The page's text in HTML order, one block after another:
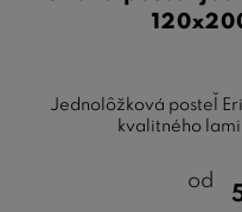
Jednolôžková posteľ
kvalitného
od